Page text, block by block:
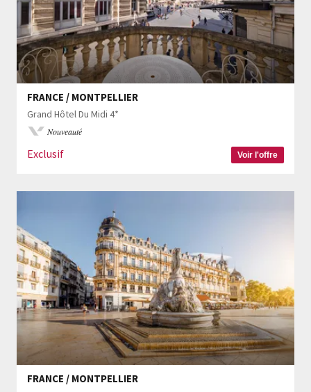
FRANCE / MONTPELLIER
Grand Hôtel Du Midi 4*
Nouveauté
Exclusif Voir l'offre
FRANCE / MONTPELLIER